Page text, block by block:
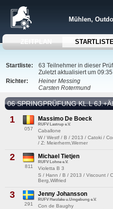
Mühlen,
ZEITPLAN
Startliste:
63 Teilnehmer in dieser
Zuletzt aktualisiert um
Richter:
Heiner Messing
Carsten Rotermund
06 SPRINGPRÜFUNG KL.L
1
057
Massimo De Boeck
RUFV Lastrup e.V.
Caballone
W / Westf / B / 2013 / Catoki /
/ Z: Meierherm,Werner
2
811
Michael Tietjen
RUFV Lohne e.V.
Violetta B 3
S / Hann / B / 2013 / Viscount /
Berg,Wilfried
3
291
Jenny Johansson
RUFV Herzlake u.Umgebung e.V.
Con de Baughy